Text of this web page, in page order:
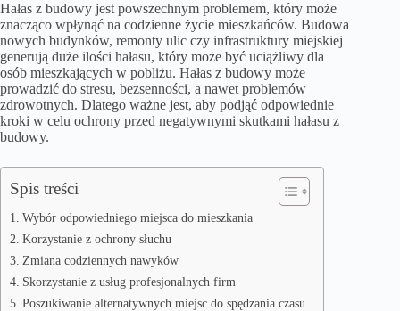
Hałas z budowy jest powszechnym problemem, który może
znacząco wpłynąć na codzienne życie mieszkańców. Budowa
nowych budynków, remonty ulic czy infrastruktury miejskiej
generują duże ilości hałasu, który może być uciążliwy dla
osób mieszkających w pobliżu. Hałas z budowy może
prowadzić do stresu, bezsenności, a nawet problemów
zdrowotnych. Dlatego ważne jest, aby podjąć odpowiednie
kroki w celu ochrony przed negatywnymi skutkami hałasu z
budowy.
Spis treści
Wybór odpowiedniego miejsca do mieszkania
Korzystanie z ochrony słuchu
Zmiana codziennych nawyków
Skorzystanie z usług profesjonalnych firm
Poszukiwanie alternatywnych miejsc do spędzania czasu